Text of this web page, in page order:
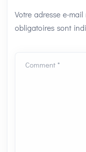
Votre adresse e-
obligatoires sont
Comment *